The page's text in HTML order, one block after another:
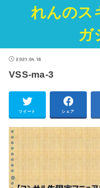
れんのス
ガ
2021.04.18
VSS-ma-3
ツイート シェア